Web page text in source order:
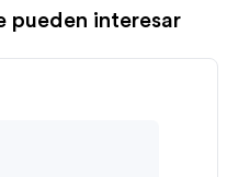
pueden interesar